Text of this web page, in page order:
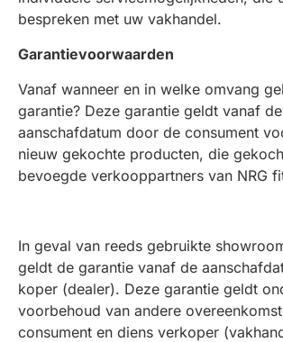
bespreken met uw vakhandel.
Garantievoorwaarden
Vanaf wanneer en in welke omvang
garantie? Deze garantie geldt vanaf de
aanschafdatum door de consument
nieuw gekochte producten, die
bevoegde verkooppartners van NRG
In geval van reeds gebruikte
geldt de garantie vanaf de
koper (dealer). Deze garantie geldt
voorbehoud van andere
consument en diens verkoper